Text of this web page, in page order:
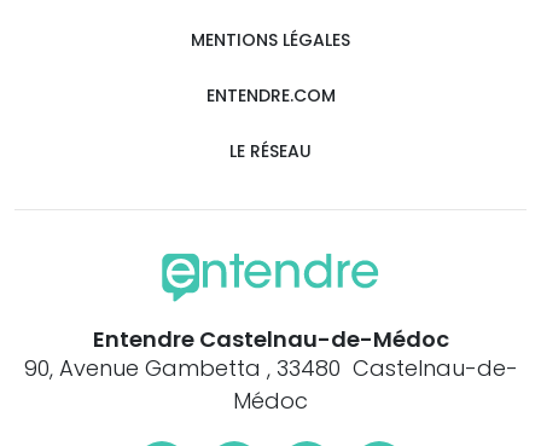
MENTIONS LÉGALES
ENTENDRE.COM
LE RÉSEAU
Entendre Castelnau-de-Médoc
90, Avenue Gambetta , 33480 Castelnau-de-
Médoc